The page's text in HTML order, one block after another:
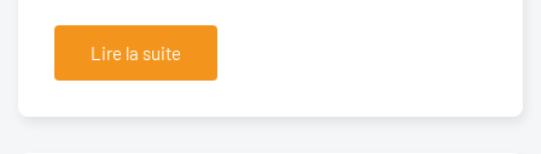
Lire la suite